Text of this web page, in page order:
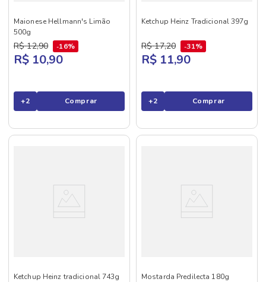
Maionese Hellmann's Limão
500g
R$ 12,90 16%
R$ 10,90
+2 Comprar
Ketchup Heinz Tradicional 397g
R$ 17,20 31%
R$ 11,90
+2 Comprar
Ketchup Heinz tradicional 743g
Mostarda Predilecta 180g